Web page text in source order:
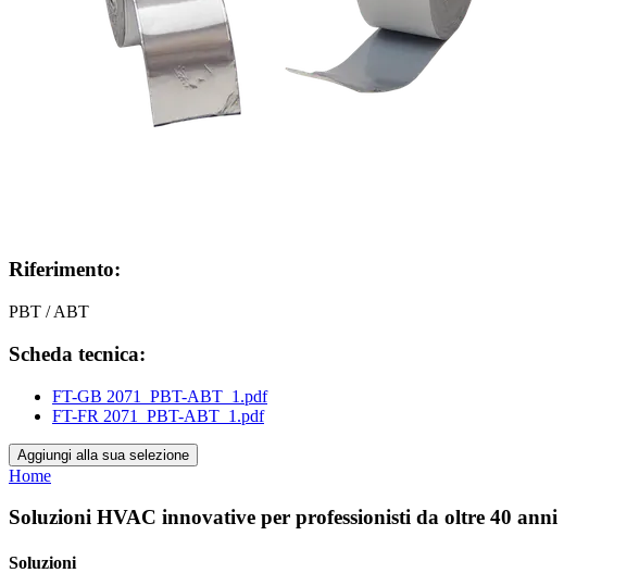
Riferimento:
PBT / ABT
Scheda tecnica:
FT-GB 2071_PBT-ABT_1.pdf
FT-FR 2071_PBT-ABT_1.pdf
Aggiungi alla sua selezione
Home
Soluzioni HVAC innovative per professionisti da oltre 40 anni
Soluzioni